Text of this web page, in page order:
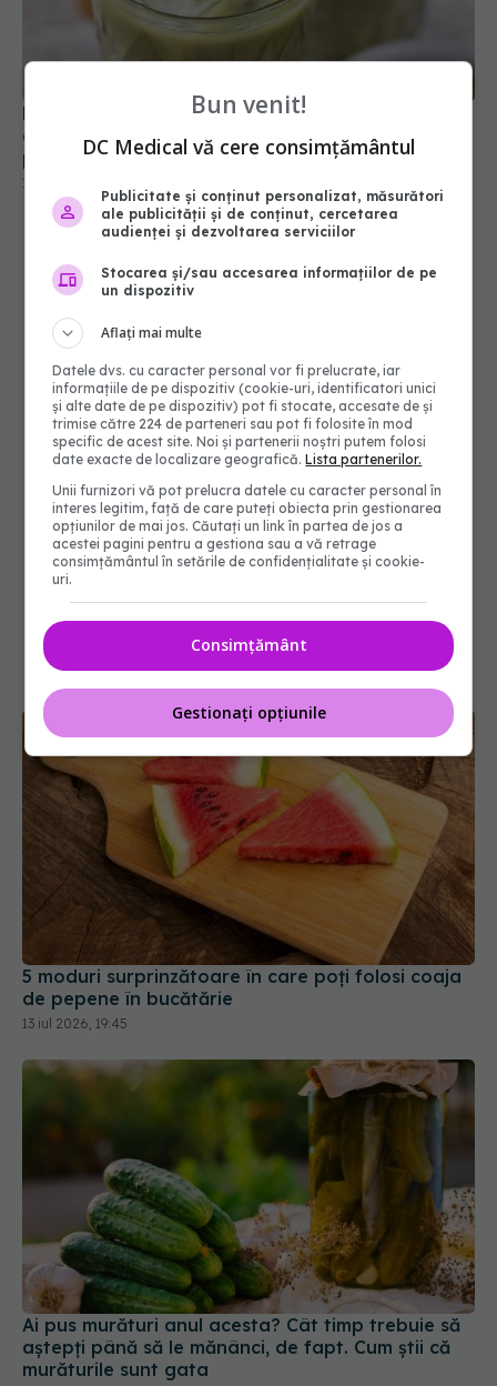
Matcha Latte: băutura verde care a cucerit
generația tânără. Cum te ajută să slăbești. Așa se
11 dec 2024, 12:10
5 moduri surprinzătoare în care poți folosi coaja
de pepene în bucătărie
13 iul 2026, 19:45
Ai pus murături anul acesta? Cât timp trebuie să
aștepți până să le mănânci, de fapt. Cum știi că
murăturile sunt gata
05 noi 2024, 15:07
Bun venit!
DC Medical vă cere consimțământul
Publicitate și conținut personalizat, măsurători
ale publicității și de conținut, cercetarea
audienței și dezvoltarea serviciilor
Stocarea și/sau accesarea informațiilor de pe
un dispozitiv
Aflați mai multe
Datele dvs. cu caracter personal vor fi prelucrate, iar
informațiile de pe dispozitiv (cookie-uri, identificatori unici
și alte date de pe dispozitiv) pot fi stocate, accesate de și
trimise către 224 de parteneri sau pot fi folosite în mod
specific de acest site. Noi și partenerii noștri putem folosi
date exacte de localizare geografică.Lista partenerilor.
Unii furnizori vă pot prelucra datele cu caracter personal în
interes legitim, față de care puteți obiecta prin gestionarea
opțiunilor de mai jos. Căutați un link în partea de jos a
acestei pagini pentru a gestiona sau a vă retrage
consimțământul în setările de confidențialitate și cookie-
uri.
Consimțământ
Gestionați opțiunile